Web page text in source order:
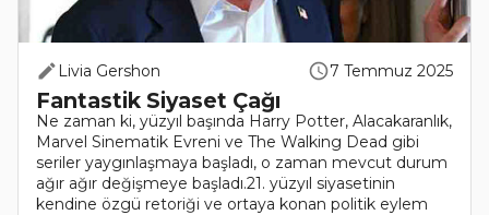
Livia Gershon 7 Temmuz 2025
Fantastik Siyaset Çağı
Ne zaman ki, yüzyıl başında Harry Potter, Alacakaranlık,
Marvel Sinematik Evreni ve The Walking Dead gibi
seriler yaygınlaşmaya başladı, o zaman mevcut durum
ağır ağır değişmeye başladı.21. yüzyıl siyasetinin
kendine özgü retoriği ve ortaya konan politik eylem